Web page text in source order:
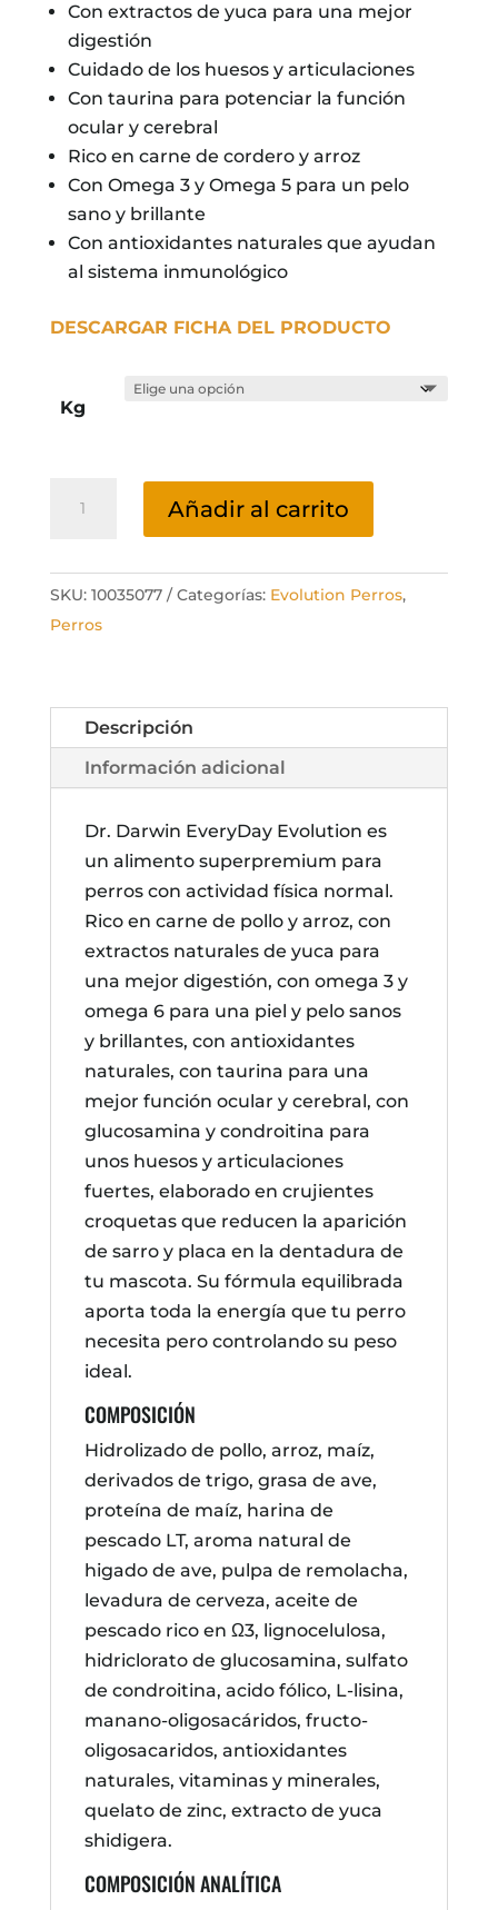
Con extractos de yuca para una mejor
digestión
Cuidado de los huesos y articulaciones
Con taurina para potenciar la función
ocular y cerebral
Rico en carne de cordero y arroz
Con Omega 3 y Omega 5 para un pelo
sano y brillante
Con antioxidantes naturales que ayudan
al sistema inmunológico
DESCARGAR FICHA DEL PRODUCTO
Kg
Añadir al carrito
SKU: 10035077 Categorías: Evolution Perros,
Perros
Descripción
Información adicional
Dr. Darwin EveryDay Evolution es
un alimento superpremium para
perros con actividad física normal.
Rico en carne de pollo y arroz, con
extractos naturales de yuca para
una mejor digestión, con omega 3 y
omega 6 para una piel y pelo sanos
y brillantes, con antioxidantes
naturales, con taurina para una
mejor función ocular y cerebral, con
glucosamina y condroitina para
unos huesos y articulaciones
fuertes, elaborado en crujientes
croquetas que reducen la aparición
de sarro y placa en la dentadura de
tu mascota. Su fórmula equilibrada
aporta toda la energía que tu perro
necesita pero controlando su peso
ideal.
COMPOSICIÓN
Hidrolizado de pollo, arroz, maíz,
derivados de trigo, grasa de ave,
proteína de maíz, harina de
pescado LT, aroma natural de
higado de ave, pulpa de remolacha,
levadura de cerveza, aceite de
pescado rico en Ω3, lignocelulosa,
hidriclorato de glucosamina, sulfato
de condroitina, acido fólico, L-lisina,
manano-oligosacáridos, fructo-
oligosacaridos, antioxidantes
naturales, vitaminas y minerales,
quelato de zinc, extracto de yuca
shidigera.
COMPOSICIÓN ANALÍTICA